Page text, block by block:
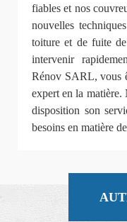
fiables et nos
nouvelles
toiture et de fuite
intervenir
Rénov SARL, vous
expert en la matière.
disposition son
besoins en matière